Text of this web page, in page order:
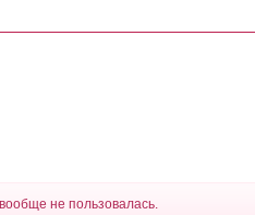
не пользовалась.